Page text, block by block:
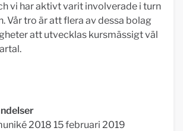
vi har aktivt varit involverade i turn
Vår tro är att flera av dessa bolag
att utvecklas kursmässigt väl
2018 15 februari 2019